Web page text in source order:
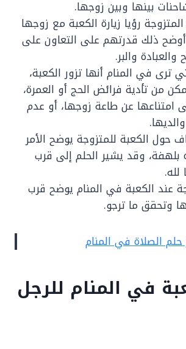
بينها وبين زوجها.
رؤيا زيارة الكعبة مع زوجها
ذلك قدرتهم على التعاون على
والعبادة والبر.
ترى في المنام أنها تزور الكعبة،
من تأدية فرائض الحج أو العمرة،
امتناعها عن طاعة زوجها، أو عدم
حول الكعبة للمتزوجة يوضح الأمر
بلهفة، وقد يشير الحلم إلى قرب
لله.
عند الكعبة في المنام يوضح قرب
وتحقق ما ترجو.
الصلاة في المنام
في المنام للرجل